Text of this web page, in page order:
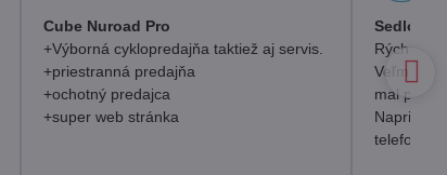
Cube Nuroad Pro
+Výborná cyklopredajňa taktiež aj servis.
+priestranná predajňa
+ochotný predajca
+super web stránka
Sedlo
Rýchlosť,
Veľmi
mal
Napriek